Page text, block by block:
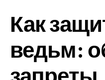
Как
ведьм:
запреты